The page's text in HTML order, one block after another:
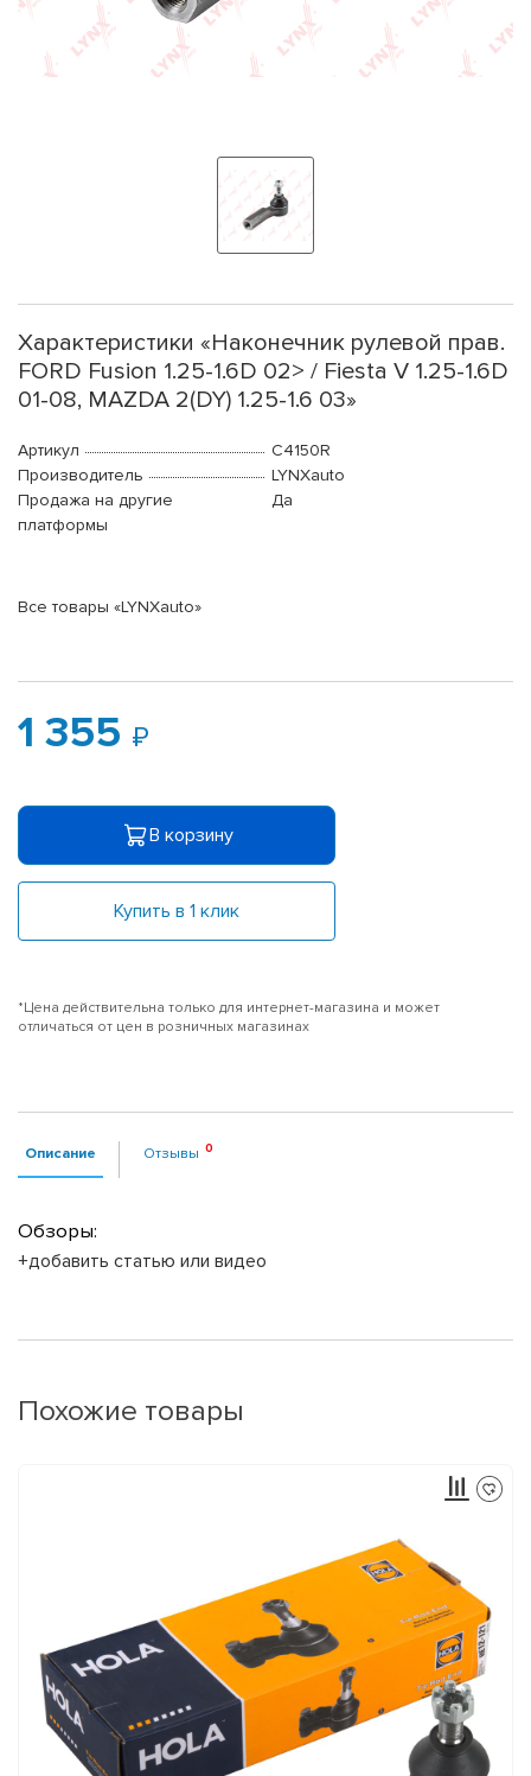
Характеристики «Наконечник рулевой прав.
FORD Fusion 1.25-1.6D 02> / Fiesta V 1.25-1.6D
01-08, MAZDA 2(DY) 1.25-1.6 03»
Артикул
C4150R
Производитель
LYNXauto
Продажа на другие
платформы
Да
Все товары «LYNXauto»
1 355
В корзину
Купить в 1 клик
*Цена действительна только для интернет-магазина и может
отличаться от цен в розничных магазинах
Описание Отзывы
Обзоры:
+добавить статью или видео
Похожие товары